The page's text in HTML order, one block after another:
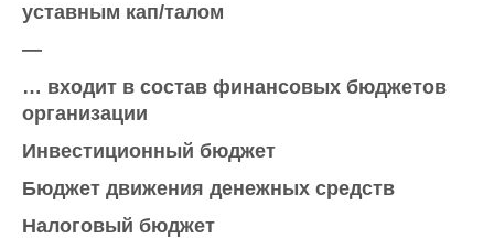
уставным кап/талом
—
… входит в состав финансовых бюджетов
организации
Инвестиционный бюджет
Бюджет движения денежных средств
Налоговый бюджет